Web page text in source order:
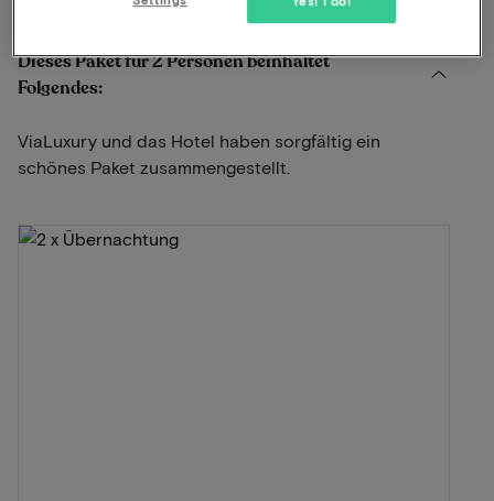
Dieses Paket für 2 Personen beinhaltet
Folgendes:
ViaLuxury und das Hotel haben sorgfältig ein
schönes Paket zusammengestellt.